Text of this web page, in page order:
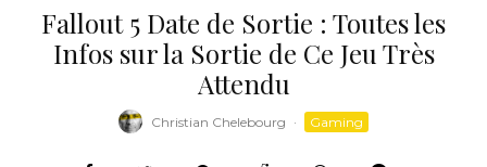
Fallout 5 Date de Sortie : Toutes les
Infos sur la Sortie de Ce Jeu Très
Attendu
Christian Chelebourg · Gaming